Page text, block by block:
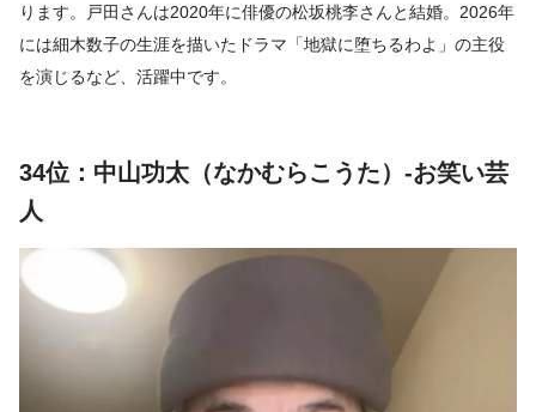
ります。戸田さんは2020年に俳優の松坂桃李さんと結婚。2026年
には細木数子の生涯を描いたドラマ「地獄に堕ちるわよ」の主役
を演じるなど、活躍中です。
34位：中山功太（なかむらこうた）-お笑い芸
人